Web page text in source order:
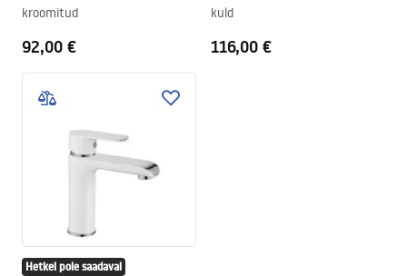
kroomitud
92,00 €
kuld
116,00 €
Hetkel pole saadaval